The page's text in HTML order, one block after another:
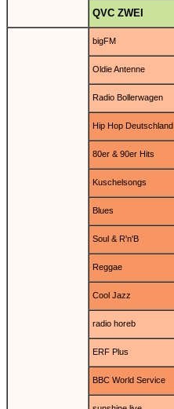
QVC ZWEI
bigFM
Oldie Antenne
Radio Bollerwagen
Hip Hop Deutschland
80er & 90er Hits
Kuschelsongs
Blues
Soul & R'n'B
Reggae
Cool Jazz
radio horeb
ERF Plus
BBC World Service